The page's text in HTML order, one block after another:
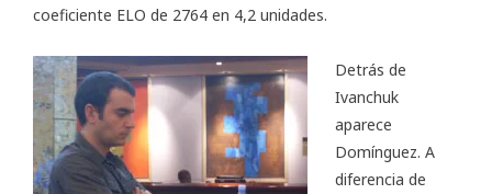
coeficiente ELO de 2764 en 4,2 unidades.
Detrás de
Ivanchuk
aparece
Domínguez. A
diferencia de